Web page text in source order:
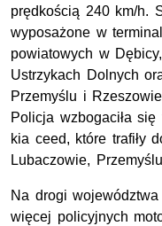
prędkością 240 km/h.
wyposażone w
powiatowych w
Ustrzykach Dolnych
Przemyślu i
Policja wzbogaciła
kia ceed, które trafiły
Lubaczowie,
Na drogi
więcej policyjnych